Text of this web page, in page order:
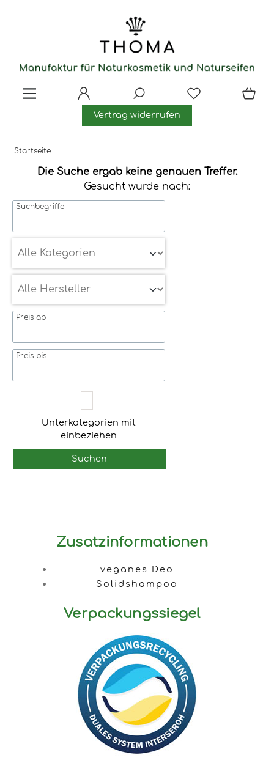
Vertrag widerrufen
Startseite
Die Suche ergab keine genauen Treffer.
Gesucht wurde nach:
Suchbegriffe
Preis ab
Preis bis
Unterkategorien mit
einbeziehen
Suchen
Zusatzinformationen
veganes Deo
Solidshampoo
Verpackungssiegel